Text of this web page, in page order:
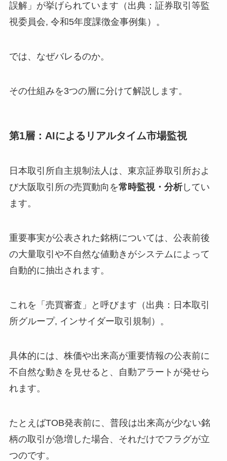
誤解」が挙げられています（出典：証券取引等監
視委員会, 令和5年度課徴金事例集）。
では、なぜバレるのか。
その仕組みを3つの層に分けて解説します。
第1層：AIによるリアルタイム市場監視
日本取引所自主規制法人は、東京証券取引所およ
び大阪取引所の売買動向を常時監視・分析してい
ます。
重要事実が公表された銘柄については、公表前後
の大量取引や不自然な値動きがシステムによって
自動的に抽出されます。
これを「売買審査」と呼びます（出典：日本取引
所グループ, インサイダー取引規制）。
具体的には、株価や出来高が重要情報の公表前に
不自然な動きを見せると、自動アラートが発せら
れます。
たとえばTOB発表前に、普段は出来高が少ない銘
柄の取引が急増した場合、それだけでフラグが立
つのです。